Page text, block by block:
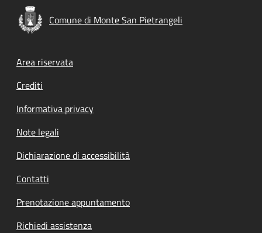
Comune di Monte San Pietrangeli
Footer menu
Area riservata
Crediti
Informativa privacy
Note legali
Dichiarazione di accessibilità
Contatti
Prenotazione appuntamento
Richiedi assistenza